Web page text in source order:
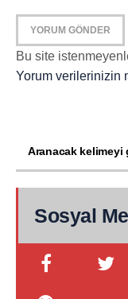
Bu site
Yorum verilerinizin
Sosyal